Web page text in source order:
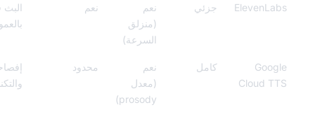
جزئي
نعم
البث فارماسي والفيديو
كامل محدود
إفصاحات التطبيق